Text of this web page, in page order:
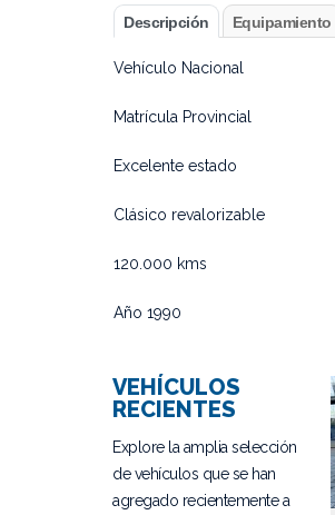
Descripción Equipamiento
Vehículo Nacional
Matrícula Provincial
Excelente estado
Clásico revalorizable
120.000 kms
Año 1990
VEHÍCULOS
RECIENTES
Explore la amplia selección
de vehículos que se han
agregado recientemente a